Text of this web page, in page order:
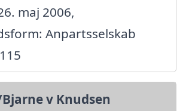
maj 2006,
Anpartsselskab
v Knudsen